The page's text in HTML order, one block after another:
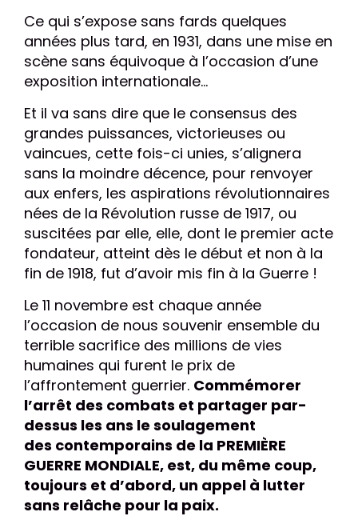
Ce qui s’expose sans fards quelques
années plus tard, en 1931, dans une mise en
scène sans équivoque à l’occasion d’une
exposition internationale…
Et il va sans dire que le consensus des
grandes puissances, victorieuses ou
vaincues, cette fois-ci unies, s’alignera
sans la moindre décence, pour renvoyer
aux enfers, les aspirations révolutionnaires
nées de la Révolution russe de 1917, ou
suscitées par elle, elle, dont le premier acte
fondateur, atteint dès le début et non à la
fin de 1918, fut d’avoir mis fin à la Guerre !
Le 11 novembre est chaque année
l’occasion de nous souvenir ensemble du
terrible sacrifice des millions de vies
humaines qui furent le prix de
l’affrontement guerrier. Commémorer
l’arrêt des combats et partager par-
dessus les ans le soulagement
des contemporains de la PREMIÈRE
GUERRE MONDIALE, est, du même coup,
toujours et d’abord, un appel à lutter
sans relâche pour la paix.